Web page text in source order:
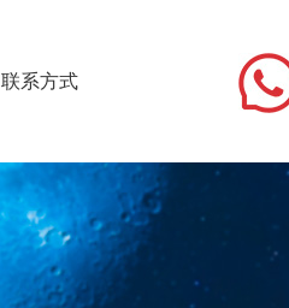
联系方式